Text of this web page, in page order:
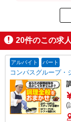
20件のこの求
アルバイト パート
コンパスグループ
(試